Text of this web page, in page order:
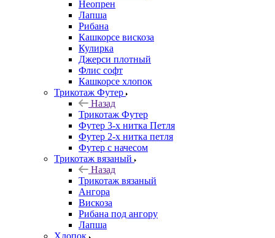
Неопрен
Лапша
Рибана
Кашкорсе вискоза
Кулирка
Джерси плотный
Флис софт
Кашкорсе хлопок
Трикотаж Футер
Назад
Трикотаж Футер
Футер 3-х нитка Петля
Футер 2-х нитка петля
Футер с начесом
Трикотаж вязаный
Назад
Трикотаж вязаный
Ангора
Вискоза
Рибана под ангору
Лапша
Хлопок